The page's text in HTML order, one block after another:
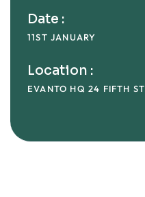
Date :
11ST JANUARY
Location :
EVANTO HQ 24 FIFTH ST